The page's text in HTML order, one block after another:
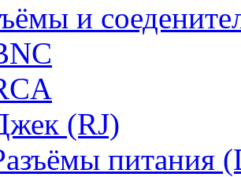
и
(RJ)
питания